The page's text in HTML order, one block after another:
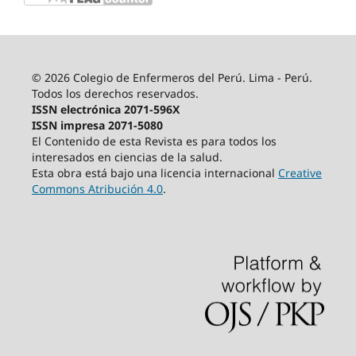
© 2026 Colegio de Enfermeros del Perú. Lima - Perú.
Todos los derechos reservados.
ISSN electrónica 2071-596X
ISSN impresa 2071-5080
El Contenido de esta Revista es para todos los
interesados en ciencias de la salud.
Esta obra está bajo una licencia internacional Creative
Commons Atribución 4.0.